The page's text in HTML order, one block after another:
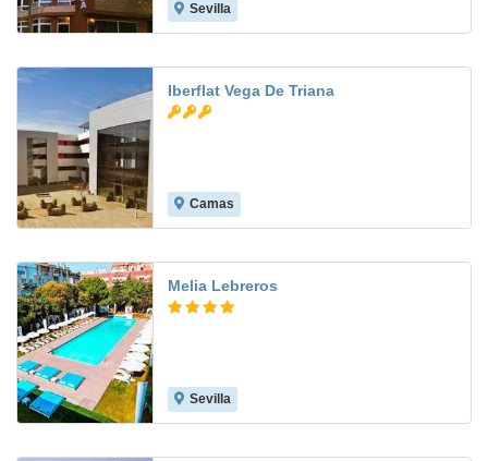
Sevilla
Iberflat Vega De Triana
Camas
Melia Lebreros
Sevilla